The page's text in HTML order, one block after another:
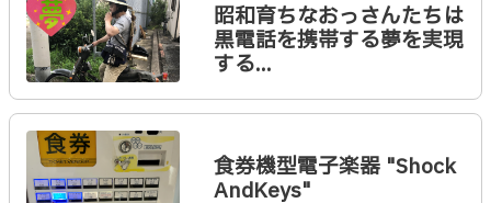
昭和育ちなおっさんたちは
黒電話を携帯する夢を実現
する...
食券機型電子楽器 "Shock
AndKeys"